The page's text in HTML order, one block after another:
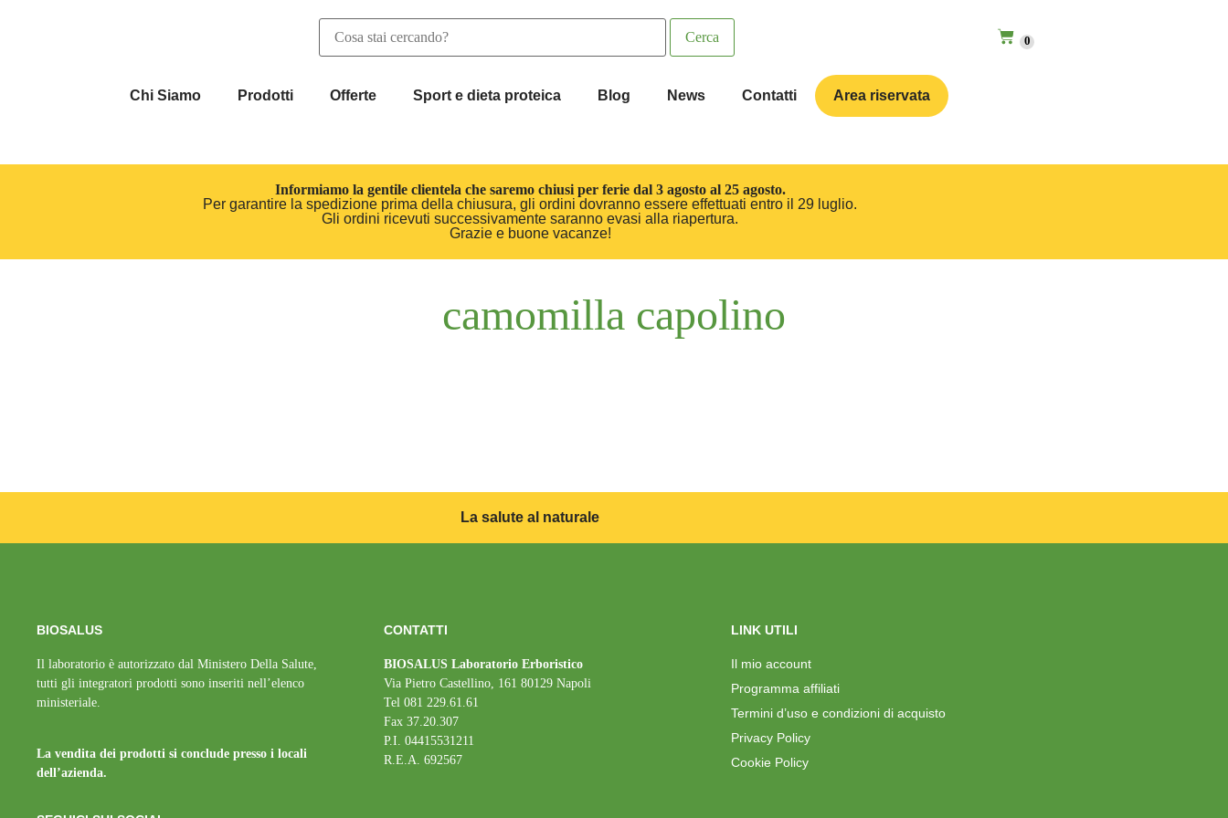
0
Chi Siamo Prodotti Offerte Sport e dieta proteica Blog News Contatti Area riservata
Informiamo la gentile clientela che saremo chiusi per ferie dal 3 agosto al 25 agosto.
Per garantire la spedizione prima della chiusura, gli ordini dovranno essere effettuati entro il 29 luglio.
Gli ordini ricevuti successivamente saranno evasi alla riapertura.
Grazie e buone vacanze!
camomilla capolino
La salute al naturale
BIOSALUS
Il laboratorio è autorizzato dal Ministero Della Salute,
tutti gli integratori prodotti sono inseriti nell’elenco
ministeriale.
La vendita dei prodotti si conclude presso i locali
dell’azienda.
CONTATTI
BIOSALUS Laboratorio Erboristico
Via Pietro Castellino, 161 80129 Napoli
Tel 081 229.61.61
Fax 37.20.307
P.I. 04415531211
R.E.A. 692567
LINK UTILI
Il mio account
Programma affiliati
Termini d’uso e condizioni di acquisto
Privacy Policy
Cookie Policy